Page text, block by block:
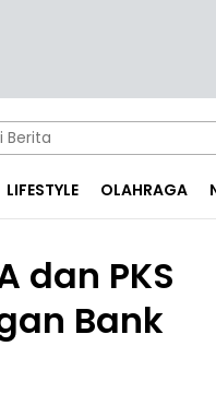
LIFESTYLE OLAHRAGA
dan PKS
Bank